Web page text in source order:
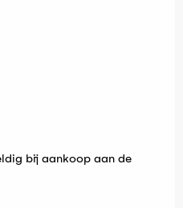
bij aankoop aan de